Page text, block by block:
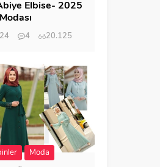
Elbise- 2025
Modası
4 20.125
Moda